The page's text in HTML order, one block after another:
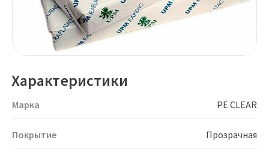
Характеристики
Марка PE CLEAR
Покрытие Прозрачная